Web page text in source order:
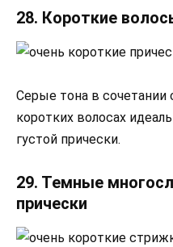
28. Короткие
Серые тона в сочетании
коротких волосах
густой прически.
29. Темные
прически